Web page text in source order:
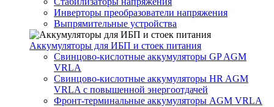
Инверторы преобразователи напряжения
Выпрямительные устройства
Аккумуляторы для ИБП и стоек питания
Свинцово-кислотные аккумуляторы GP AGM
VRLA
Свинцово-кислотные аккумуляторы HR AGM
VRLA с повышенной энергоотдачей
Фронт-терминальные аккумуляторы AGM VRLA